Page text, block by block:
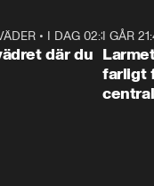
1:06
• I DAG 02:30
där du
I GÅR
farligt